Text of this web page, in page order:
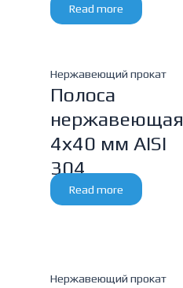
Read more
Нержавеющий прокат
Полоса
нержавеющая
4х40 мм AISI
304
Read more
Нержавеющий прокат